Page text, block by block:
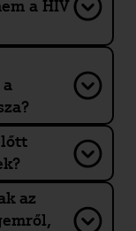
a HIV
az